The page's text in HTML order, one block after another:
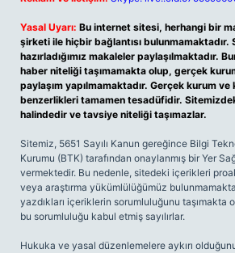
Yasal Uyarı: Bu internet sitesi, herhangi bir
şirketi ile hiçbir bağlantısı bulunmamaktadır.
hazırladığımız makaleler paylaşılmaktadır.
haber niteliği taşımamakta olup, gerçek
paylaşım yapılmamaktadır. Gerçek kurum
benzerlikleri tamamen tesadüfidir.
halindedir ve tavsiye niteliği taşımazlar.
Sitemiz, 5651 Sayılı Kanun gereğince Bilgi
Kurumu (BTK) tarafından onaylanmış bir Yer
vermektedir. Bu nedenle, sitedeki içerikleri
veya araştırma yükümlülüğümüz
yazdıkları içeriklerin sorumluluğunu taşımakta
bu sorumluluğu kabul etmiş sayılırlar.
Hukuka ve yasal düzenlemelere aykırı